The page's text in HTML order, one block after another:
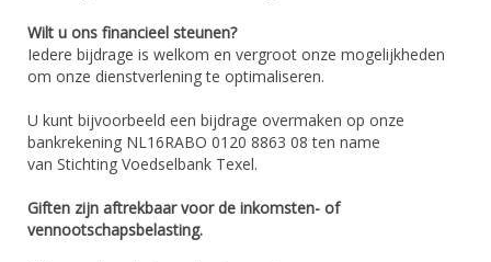
Wilt u ons financieel steunen?
Iedere bijdrage is welkom en vergroot onze mogelijkheden
om onze dienstverlening te optimaliseren.
U kunt bijvoorbeeld een bijdrage overmaken op onze
bankrekening NL16RABO 0120 8863 08 ten name
van Stichting Voedselbank Texel.
Giften zijn aftrekbaar voor de inkomsten- of
vennootschapsbelasting.